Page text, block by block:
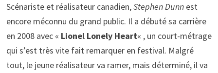
Scénariste et réalisateur canadien,Stephen Dunnest
encore méconnu du grand public. Il a débuté sa carrière
en 2008 avec « Lionel Lonely Heart« , un court-métrage
qui s’est très vite fait remarquer en festival. Malgré
tout, le jeune réalisateur va ramer, mais déterminé, il va